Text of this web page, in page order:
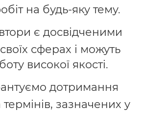
на будь-яку тему.
є досвідченими
сферах і можуть
високої якості.
дотримання
термінів, зазначених у